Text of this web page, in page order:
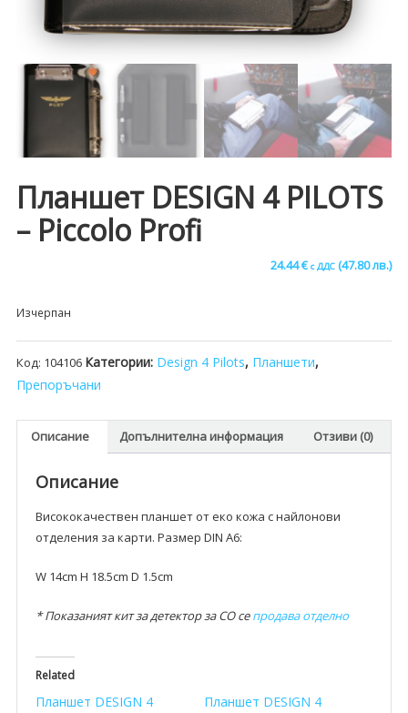
Планшет DESIGN 4 PILOTS
– Piccolo Profi
24.44€ с ДДС (47.80 лв.)
Изчерпан
Код: 104106 Категории: Design 4 Pilots, Планшети,
Препоръчани
Описание Допълнителна информация Отзиви (0)
Описание
Висококачествен планшет от еко кожа с найлонови
отделения за карти. Размер DIN A6:
W 14cm H 18.5cm D 1.5cm
* Показаният кит за детектор за CO сепродава отделно
Related
Планшет DESIGN 4
Планшет DESIGN 4